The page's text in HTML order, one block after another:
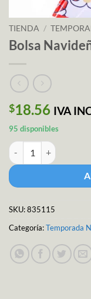
TIENDA /
Bolsa
$18.56 IVA
95 disponibles
Bolsa Navideña
SKU:835115
Categoría:Temporada